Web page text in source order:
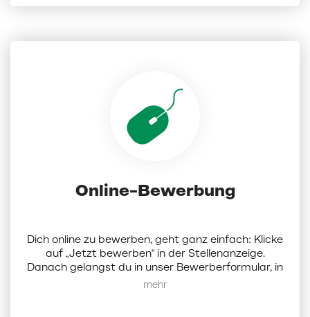
Online-Bewerbung
Dich online zu bewerben, geht ganz einfach: Klicke
auf „Jetzt bewerben“ in der Stellenanzeige.
Danach gelangst du in unser Bewerberformular, in
dem du Dokumente (Lebenslauf, Anschreiben und
Mehr anzeigen